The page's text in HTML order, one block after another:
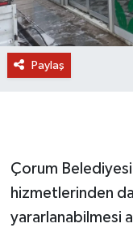
Paylaş
Çorum
hizmetlerinden
yararlanabilmesi